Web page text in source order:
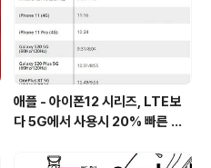
애플 - 아이폰12 시리즈, LTE보
다 5G에서 사용시 20% 빠른 배